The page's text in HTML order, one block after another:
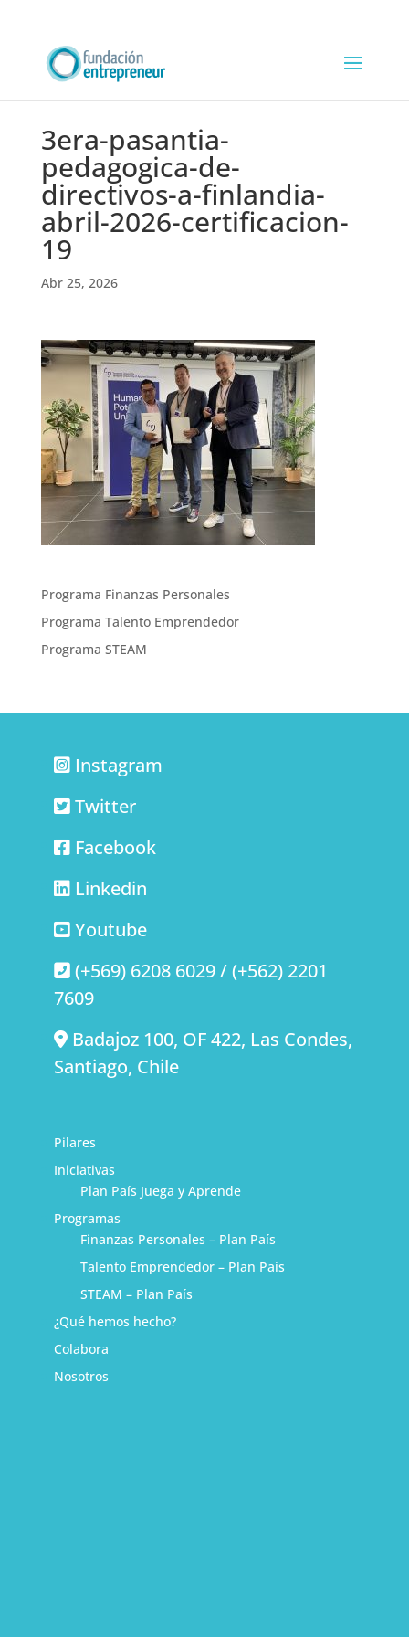
3era-pasantia-
pedagogica-de-
directivos-a-finlandia-
abril-2026-certificacion-
19
Abr 25, 2026
Programa Finanzas Personales
Programa Talento Emprendedor
Programa STEAM
Instagram
Twitter
Facebook
Linkedin
Youtube
(+569) 6208 6029 / (+562) 2201
7609
Badajoz 100, OF 422, Las Condes,
Santiago, Chile
Pilares
Iniciativas
Plan País Juega y Aprende
Programas
Finanzas Personales – Plan País
Talento Emprendedor – Plan País
STEAM – Plan País
¿Qué hemos hecho?
Colabora
Nosotros